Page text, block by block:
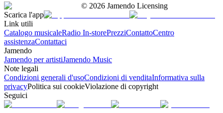
© 2026 Jamendo Licensing
Scarica l'app
Link utili
Catalogo musicaleRadio In-storePrezziContattoCentro
assistenzaContattaci
Jamendo
Jamendo per artistiJamendo Music
Note legali
Condizioni generali d'usoCondizioni di venditaInformativa sulla
privacyPolitica sui cookieViolazione di copyright
Seguici